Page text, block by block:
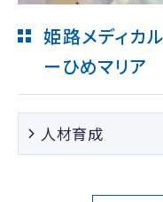
姫路メディカ
ーひめマリア
人材育成